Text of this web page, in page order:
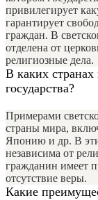
привилегирует
гарантирует
граждан. В
отделена от
религиозные дела.
В каких
государства?
Примерами
страны мира,
Японию и др. В
независима от
гражданин имеет
отсутствие веры.
Какие